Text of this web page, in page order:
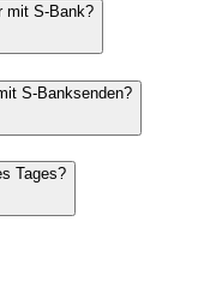
mit S-Bank?
S-Banksenden?
Tages?